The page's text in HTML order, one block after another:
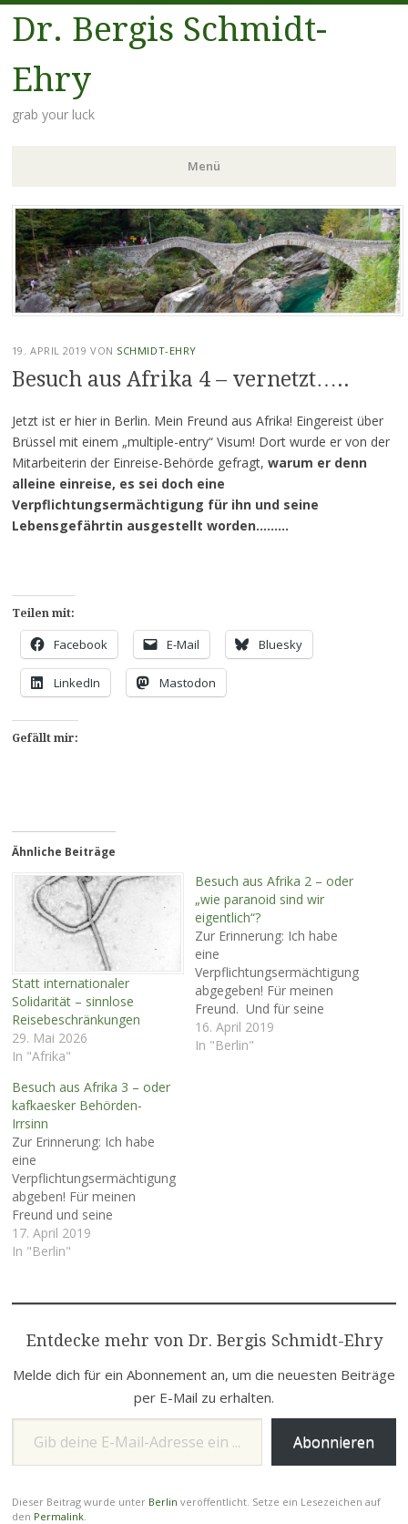
Dr. Bergis Schmidt-
Ehry
grab your luck
Menü
Zum
Inhalt
springen
19. APRIL 2019 VON SCHMIDT-EHRY
Besuch aus Afrika 4 – vernetzt…..
Jetzt ist er hier in Berlin. Mein Freund aus Afrika! Eingereist über
Brüssel mit einem „multiple-entry“ Visum! Dort wurde er von der
Mitarbeiterin der Einreise-Behörde gefragt, warum er denn
alleine einreise, es sei doch eine
Verpflichtungsermächtigung für ihn und seine
Lebensgefährtin ausgestellt worden………
Teilen mit:
Facebook E-Mail Bluesky
LinkedIn Mastodon
Gefällt mir:
Ähnliche Beiträge
Statt internationaler
Solidarität – sinnlose
Reisebeschränkungen
29. Mai 2026
In "Afrika"
Besuch aus Afrika 2 – oder
„wie paranoid sind wir
eigentlich“?
Zur Erinnerung: Ich habe
eine
Verpflichtungsermächtigung
abgegeben! Für meinen
Freund. Und für seine
Lebensgefährtin!!! Nun darf
die Lebensgefährtin meines
16. April 2019
In "Berlin"
Besuch aus Afrika 3 – oder
kafkaesker Behörden-
Irrsinn
Zur Erinnerung: Ich habe
eine
Verpflichtungsermächtigung
abgeben! Für meinen
Freund und seine
Lebensgefährtin!!! Die
Lebensgefährtin meines
sie keine ausreichenden
Berlin habe geltend machen
das Auswärtige Amt
gewandt. Dort wurde
erläutert, dass sie nicht
habe glaubhaft…
17. April 2019
In "Berlin"
Entdecke mehr von Dr. Bergis Schmidt-Ehry
Melde dich für ein Abonnement an, um die neuesten Beiträge
per E-Mail zu erhalten.
Gib deine E-Mail-Adresse ein ...
Abonnieren
Dieser Beitrag wurde unter Berlin veröffentlicht. Setze ein Lesezeichen auf
den Permalink.